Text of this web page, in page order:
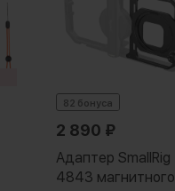
82 бонуса
2 890 ₽
Адаптер SmallRig
4843 магнитного